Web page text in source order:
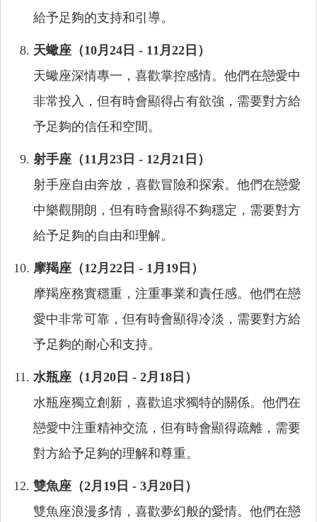
給予足夠的支持和引導。
天蠍座（10月24日 - 11月22日）
天蠍座深情專一，喜歡掌控感情。他們在戀愛中
非常投入，但有時會顯得占有欲強，需要對方給
予足夠的信任和空間。
射手座（11月23日 - 12月21日）
射手座自由奔放，喜歡冒險和探索。他們在戀愛
中樂觀開朗，但有時會顯得不夠穩定，需要對方
給予足夠的自由和理解。
摩羯座（12月22日 - 1月19日）
摩羯座務實穩重，注重事業和責任感。他們在戀
愛中非常可靠，但有時會顯得冷淡，需要對方給
予足夠的耐心和支持。
水瓶座（1月20日 - 2月18日）
水瓶座獨立創新，喜歡追求獨特的關係。他們在
戀愛中注重精神交流，但有時會顯得疏離，需要
對方給予足夠的理解和尊重。
雙魚座（2月19日 - 3月20日）
雙魚座浪漫多情，喜歡夢幻般的愛情。他們在戀